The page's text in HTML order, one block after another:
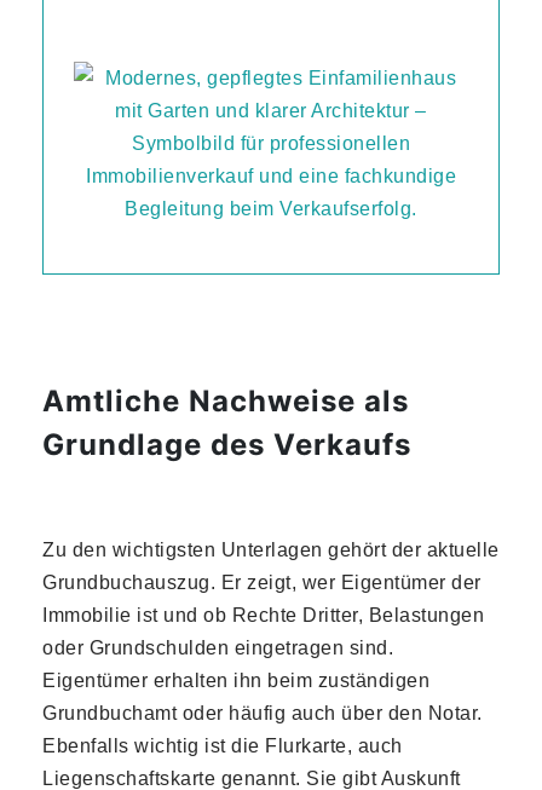
Amtliche Nachweise als
Grundlage des Verkaufs
Zu den wichtigsten Unterlagen gehört der aktuelle
Grundbuchauszug. Er zeigt, wer Eigentümer der
Immobilie ist und ob Rechte Dritter, Belastungen
oder Grundschulden eingetragen sind.
Eigentümer erhalten ihn beim zuständigen
Grundbuchamt oder häufig auch über den Notar.
Ebenfalls wichtig ist die Flurkarte, auch
Liegenschaftskarte genannt. Sie gibt Auskunft